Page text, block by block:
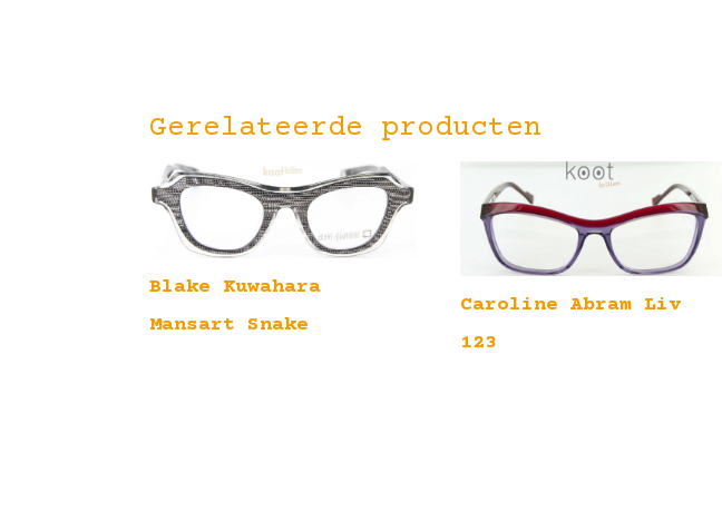
Gerelateerde producten
Blake Kuwahara
Mansart Snake
Caroline Abram Liv
123